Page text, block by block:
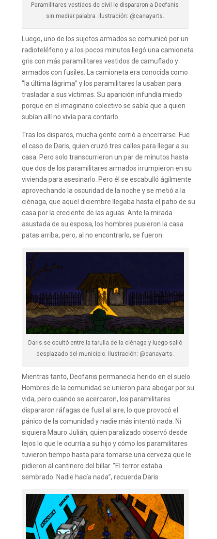
Paramilitares vestidos de civil le dispararon a Deofanis
sin mediar palabra. Ilustración: @canayarts.
Luego, uno de los sujetos armados se comunicó por un
radioteléfono y a los pocos minutos llegó una camioneta
gris con más paramilitares vestidos de camuflado y
armados con fusiles. La camioneta era conocida como
“la última lágrima” y los paramilitares la usaban para
trasladar a sus víctimas. Su aparición infundía miedo
porque en el imaginario colectivo se sabía que a quien
subían allí no vivía para contarlo.
Tras los disparos, mucha gente corrió a encerrarse. Fue
el caso de Daris, quien cruzó tres calles para llegar a su
casa. Pero solo transcurrieron un par de minutos hasta
que dos de los paramilitares armados irrumpieron en su
vivienda para asesinarlo. Pero él se escabulló ágilmente
aprovechando la oscuridad de la noche y se metió a la
ciénaga, que aquel diciembre llegaba hasta el patio de su
casa por la creciente de las aguas. Ante la mirada
asustada de su esposa, los hombres pusieron la casa
patas arriba, pero, al no encontrarlo, se fueron.
Daris se ocultó entre la tarulla de la ciénaga y luego salió
desplazado del municipio. Ilustración: @canayarts.
Mientras tanto, Deofanis permanecía herido en el suelo.
Hombres de la comunidad se unieron para abogar por su
vida, pero cuando se acercaron, los paramilitares
dispararon ráfagas de fusil al aire, lo que provocó el
pánico de la comunidad y nadie más intentó nada. Ni
siquiera Mauro Julián, quien paralizado observó desde
lejos lo que le ocurría a su hijo y cómo los paramilitares
tuvieron tiempo hasta para tomarse una cerveza que le
pidieron al cantinero del billar. “El terror estaba
sembrado. Nadie hacía nada”, recuerda Daris.